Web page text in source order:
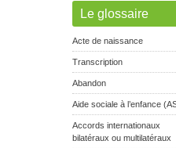
Le glossaire
Acte de naissance
Transcription
Abandon
Aide sociale à l’enfance
Accords internationaux
bilatéraux ou multilatéraux